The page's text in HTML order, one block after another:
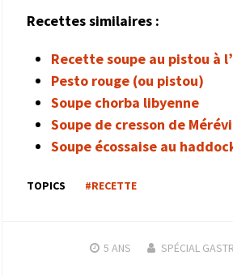
Recettes similaires :
Recette soupe au pistou à
Pesto rouge (ou pistou)
Soupe chorba libyenne
Soupe de cresson de
Soupe écossaise au
TOPICS #RECETTE
5 ANS SPÉCIAL